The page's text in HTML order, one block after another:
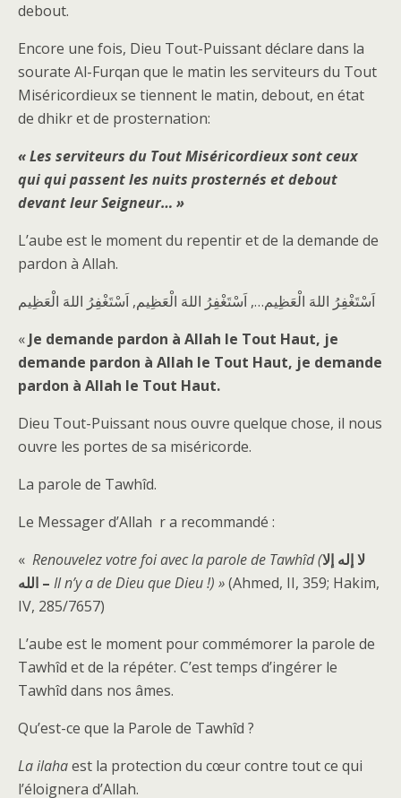
debout.
Encore une fois, Dieu Tout-Puissant déclare dans la
sourate Al-Furqan que le matin les serviteurs du Tout
Miséricordieux se tiennent le matin, debout, en état
de dhikr et de prosternation:
« Les serviteurs du Tout Miséricordieux sont ceux
qui qui passent les nuits prosternés et debout
devant leur Seigneur… »
L’aube est le moment du repentir et de la demande de
pardon à Allah.
اَسْتَغْفِرُ اللهَ الْعَظِيم…, اَسْتَغْفِرُ اللهَ الْعَظِيم, اَسْتَغْفِرُ اللهَ الْعَظِيم
« Je demande pardon à Allah le Tout Haut, je
demande pardon à Allah le Tout Haut, je demande
pardon à Allah le Tout Haut.
Dieu Tout-Puissant nous ouvre quelque chose, il nous
ouvre les portes de sa miséricorde.
La parole de Tawhîd.
Le Messager d’Allah r a recommandé :
« Renouvelez votre foi avec la parole de Tawhîd (لا إله إلا
الله – Il n’y a de Dieu que Dieu !) »(Ahmed, II, 359; Hakim,
IV, 285/7657)
L’aube est le moment pour commémorer la parole de
Tawhîd et de la répéter. C’est temps d’ingérer le
Tawhîd dans nos âmes.
Qu’est-ce que la Parole de Tawhîd ?
La ilahaest la protection du cœur contre tout ce qui
l’éloignera d’Allah.